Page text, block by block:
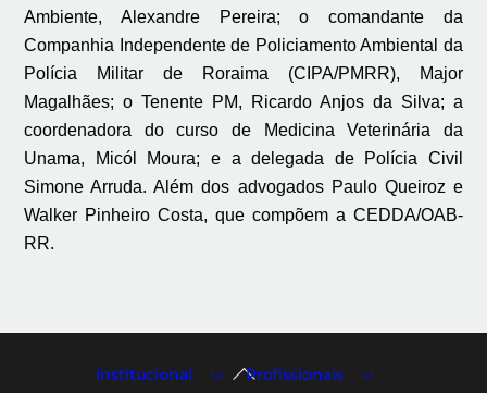
Ambiente, Alexandre Pereira; o comandante da
Companhia Independente de Policiamento Ambiental da
Polícia Militar de Roraima (CIPA/PMRR), Major
Magalhães; o Tenente PM, Ricardo Anjos da Silva; a
coordenadora do curso de Medicina Veterinária da
Unama, Micól Moura; e a delegada de Polícia Civil
Simone Arruda. Além dos advogados Paulo Queiroz e
Walker Pinheiro Costa, que compõem a CEDDA/OAB-
RR.
Back
Institucional
Profissionais